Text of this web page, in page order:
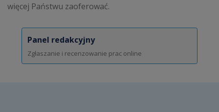
więcej Państwu zaoferować.
Panel redakcyjny
Zgłaszanie i recenzowanie prac online